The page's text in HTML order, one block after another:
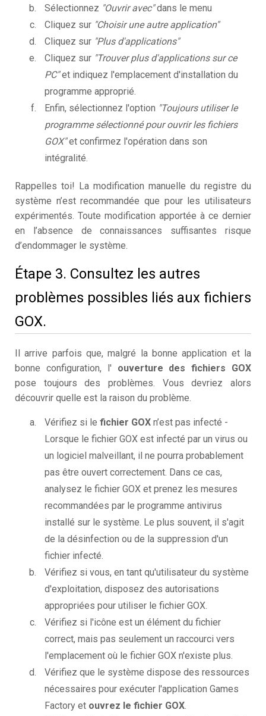
Sélectionnez "Ouvrir avec"dans le menu
Cliquez sur "Choisir une autre application"
Cliquez sur "Plus d'applications"
Cliquez sur "Trouver plus d'applications sur ce
PC"et indiquez l'emplacement d'installation du
programme approprié.
Enfin, sélectionnez l'option "Toujours utiliser le
programme sélectionné pour ouvrir les fichiers
GOX"et confirmez l'opération dans son
intégralité.
Rappelles toi! La modification manuelle du registre du
système n’est recommandée que pour les utilisateurs
expérimentés. Toute modification apportée à ce dernier
en l’absence de connaissances suffisantes risque
d’endommager le système.
Étape 3. Consultez les autres
problèmes possibles liés aux fichiers
GOX.
Il arrive parfois que, malgré la bonne application et la
bonne configuration, l' ouverture des fichiers GOX
pose toujours des problèmes. Vous devriez alors
découvrir quelle est la raison du problème.
Vérifiez si le fichier GOX n’est pas infecté -
Lorsque le fichier GOX est infecté par un virus ou
un logiciel malveillant, il ne pourra probablement
pas être ouvert correctement. Dans ce cas,
analysez le fichier GOX et prenez les mesures
recommandées par le programme antivirus
installé sur le système. Le plus souvent, il s'agit
de la désinfection ou de la suppression d'un
fichier infecté.
Vérifiez si vous, en tant qu'utilisateur du système
d'exploitation, disposez des autorisations
appropriées pour utiliser le fichier GOX.
Vérifiez si l'icône est un élément du fichier
correct, mais pas seulement un raccourci vers
l'emplacement où le fichier GOX n'existe plus.
Vérifiez que le système dispose des ressources
nécessaires pour exécuter l'application Games
Factory et ouvrez le fichier GOX.